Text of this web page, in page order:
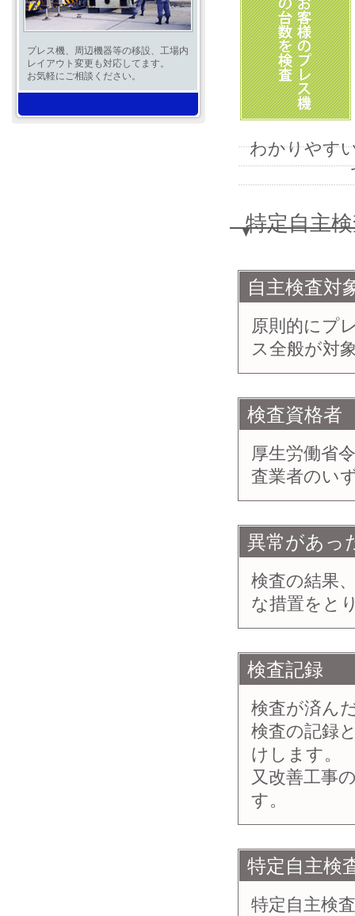
わかりやす
特定自主
自主検査対
原則的にプ
ス全般が対
検査資格者
厚生労働省
査業者のい
異常があっ
検査の結果
な措置をと
検査記録
検査が済ん
検査の記録
けします。
又改善工事
す。
特定自主検
特定自主検
プレス機、周辺機器等の移設、工場内
レイアウト変更も対応してます。
お気軽にご相談ください。